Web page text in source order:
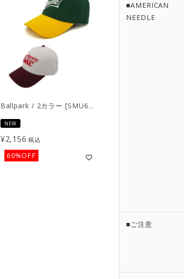
■AMERICAN
NEEDLE
■ご注意
Ballpark / 2カラー [SMU674A]
NEW
¥2,156 税込
60%OFF